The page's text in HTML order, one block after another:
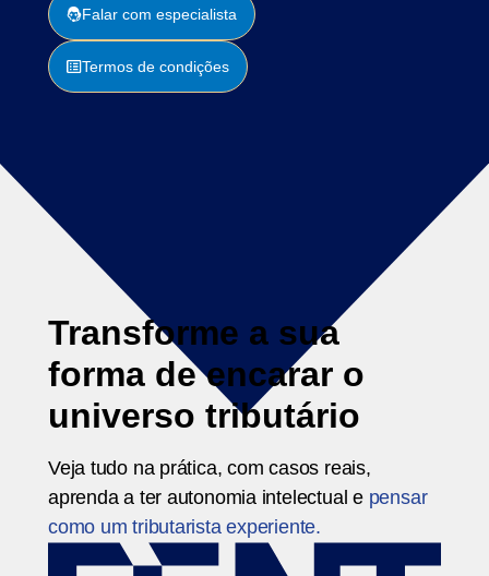
Falar com especialista
Termos de condições
Transforme a sua
forma de encarar o
universo tributário
Veja tudo na prática, com casos reais,
aprenda a ter autonomia intelectual e pensar
como um tributarista experiente.